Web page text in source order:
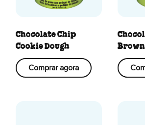
Chocolate Chip
Cookie Dough
Comprar agora